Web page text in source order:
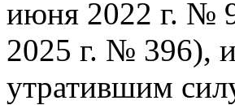
июня 2022 г. №
2025 г. № 396),
утратившим